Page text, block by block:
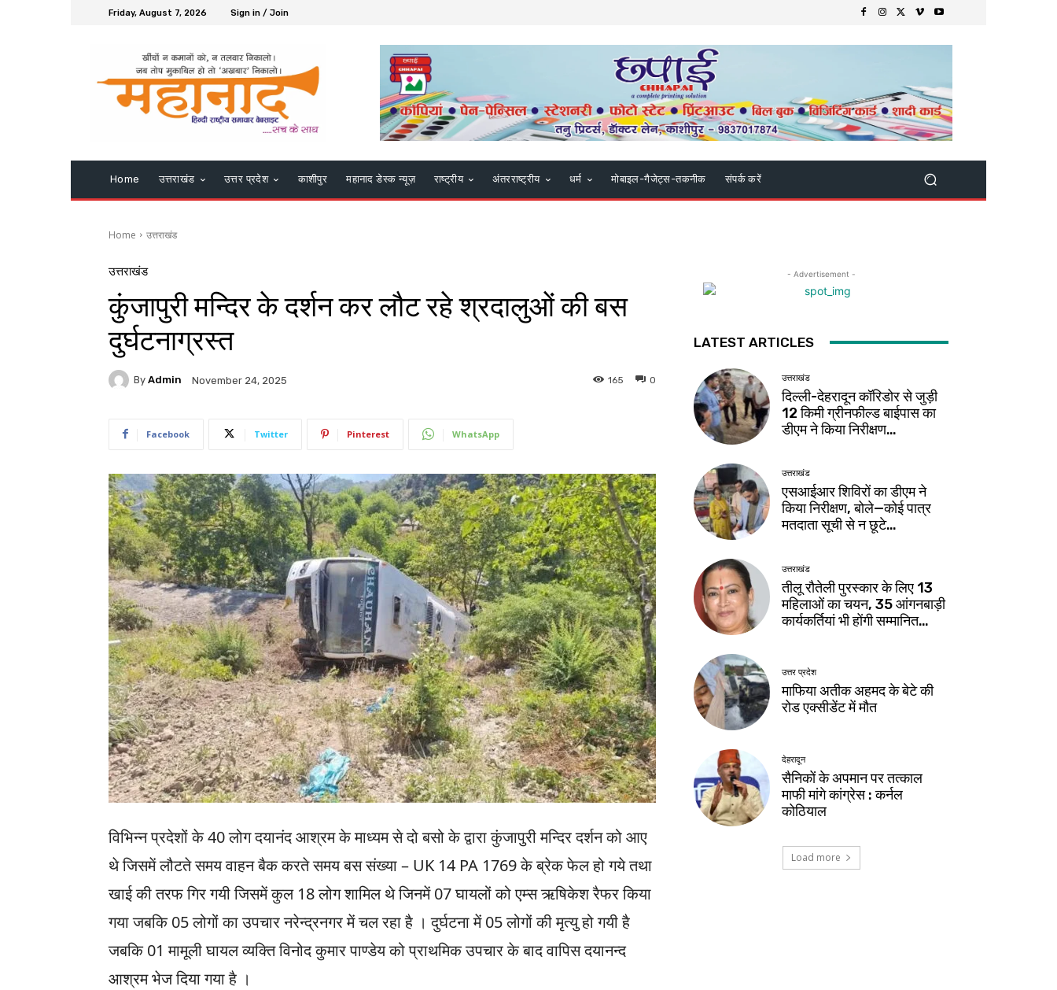
Friday, August 7, 2026 Sign in / Join
Home उत्तराखंड उत्तर प्रदेश काशीपुर महानाद डेस्क न्यूज़ राष्ट्रीय अंतरराष्ट्रीय धर्म मोबाइल-गैजेट्स-तकनीक संपर्क करें
Home उत्तराखंड
उत्तराखंड
कुंजापुरी मन्दिर के दर्शन कर लौट रहे श्रदालुओं की बस
दुर्घटनाग्रस्त
By Admin November 24, 2025 0
165
Facebook Twitter Pinterest WhatsApp
विभिन्न प्रदेशों के 40 लोग दयानंद आश्रम के माध्यम से दो बसो के द्वारा कुंजापुरी मन्दिर दर्शन को आए
थे जिसमें लौटते समय वाहन बैक करते समय बस संख्या – UK 14 PA 1769 के ब्रेक फेल हो गये तथा
खाई की तरफ गिर गयी जिसमें कुल 18 लोग शामिल थे जिनमें 07 घायलों को एम्स ऋषिकेश रैफर किया
गया जबकि 05 लोगों का उपचार नरेन्द्रनगर में चल रहा है । दुर्घटना में 05 लोगों की मृत्यु हो गयी है
जबकि 01 मामूली घायल व्यक्ति विनोद कुमार पाण्डेय को प्राथमिक उपचार के बाद वापिस दयानन्द
आश्रम भेज दिया गया है ।
- Advertisement -
LATEST ARTICLES
उत्तराखंड
दिल्ली-देहरादून कॉरिडोर से जुड़ी
12 किमी ग्रीनफील्ड बाईपास का
डीएम ने किया निरीक्षण…
उत्तराखंड
एसआईआर शिविरों का डीएम ने
किया निरीक्षण, बोले—कोई पात्र
मतदाता सूची से न छूटे…
उत्तराखंड
तीलू रौतेली पुरस्कार के लिए 13
महिलाओं का चयन, 35 आंगनबाड़ी
कार्यकर्तियां भी होंगी सम्मानित…
उत्तर प्रदेश
माफिया अतीक अहमद के बेटे की
रोड एक्सीडेंट में मौत
देहरादून
सैनिकों के अपमान पर तत्काल
माफी मांगे कांग्रेस : कर्नल
कोठियाल
Load more